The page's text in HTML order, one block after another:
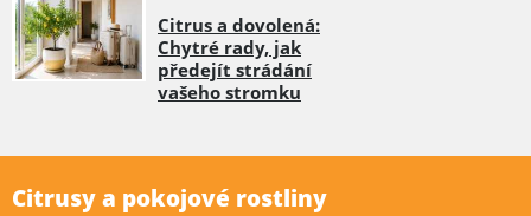
Citrus a dovolená:
Chytré rady, jak
předejít strádání
vašeho stromku
Citrusy a pokojové rostliny